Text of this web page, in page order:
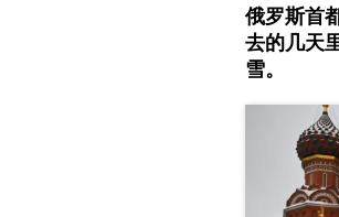
俄罗斯首
去的几天
雪。